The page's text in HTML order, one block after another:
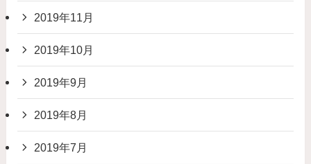
2019年11月
2019年10月
2019年9月
2019年8月
2019年7月